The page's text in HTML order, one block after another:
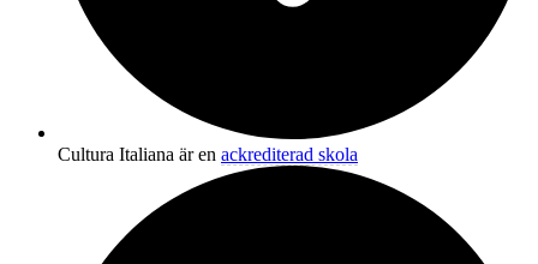
Cultura Italiana är en ackrediterad skola